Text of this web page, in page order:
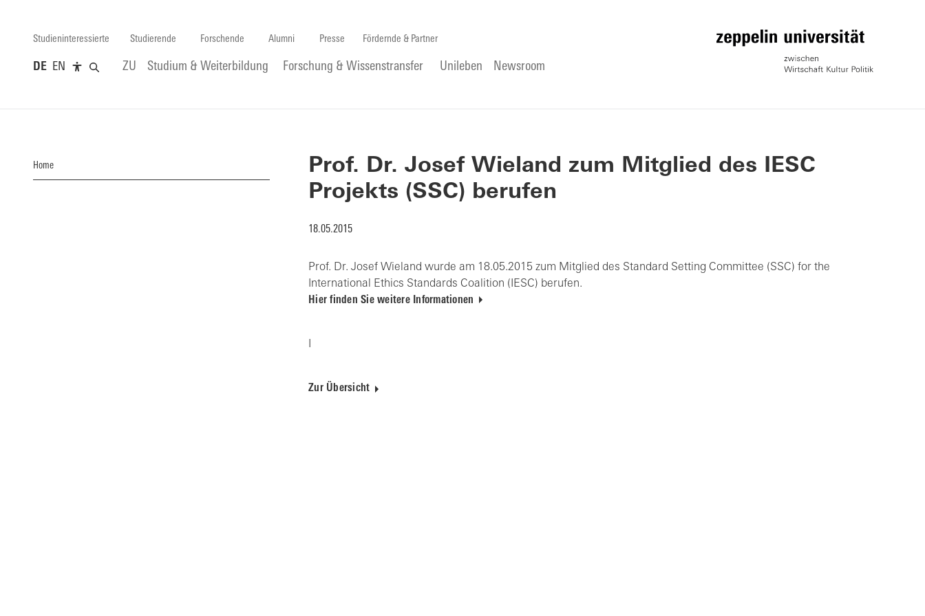
Studieninteressierte Studierende Forschende Alumni Presse Fördernde & Partner
DE EN ZU Studium & Weiterbildung Forschung & Wissenstransfer Unileben Newsroom
Home
Prof. Dr. Josef Wieland zum Mitglied des IESC
Projekts (SSC) berufen
18.05.2015
Prof. Dr. Josef Wieland wurde am 18.05.2015 zum Mitglied des Standard Setting Committee (SSC) for the
International Ethics Standards Coalition (IESC) berufen.
Hier finden Sie weitere Informationen
Zur Übersicht